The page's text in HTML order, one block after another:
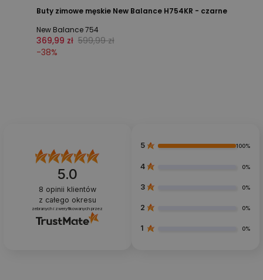
Buty zimowe męskie New Balance H754KR - czarne
New Balance 754
369,99 zł 599,99 zł
-38%
5.0
8 opinii klientów
z całego okresu
zebranych i zweryfikowanych przez
5 100%
4 0%
3 0%
2 0%
1 0%